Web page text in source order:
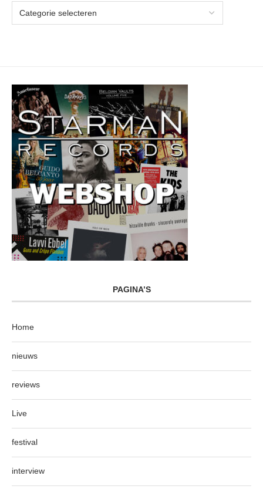
PAGINA’S
Home
nieuws
reviews
Live
festival
interview